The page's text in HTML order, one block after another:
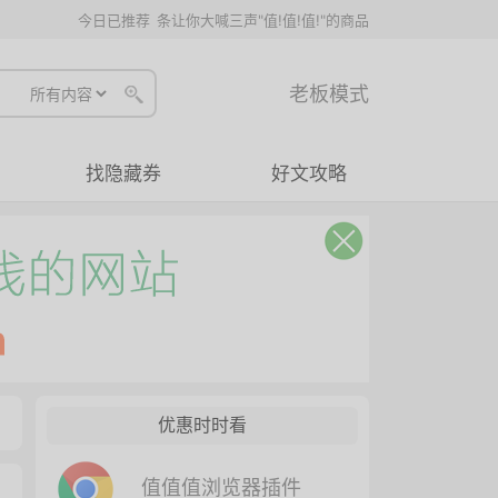
今日已推荐 条让你大喊三声"值!值!值!"的商品
老板模式
找隐藏券 好文攻略
优惠时时看
值值值浏览器插件